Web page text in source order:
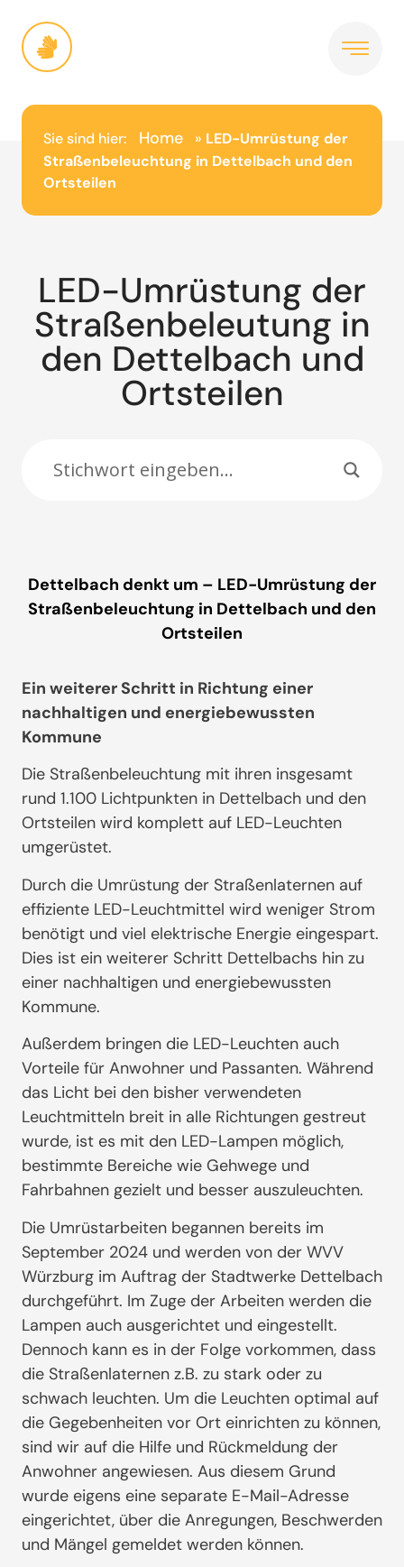
springen
Sie sind hier: Home » LED-Umrüstung der
Straßenbeleuchtung in Dettelbach und den
Ortsteilen
LED-Umrüstung der
Straßenbeleutung in
den Dettelbach und
Ortsteilen
Dettelbach denkt um – LED-Umrüstung der
Straßenbeleuchtung in Dettelbach und den
Ortsteilen
Ein weiterer Schritt in Richtung einer
nachhaltigen und energiebewussten
Kommune
Die Straßenbeleuchtung mit ihren insgesamt
rund 1.100 Lichtpunkten in Dettelbach und den
Ortsteilen wird komplett auf LED-Leuchten
umgerüstet.
Durch die Umrüstung der Straßenlaternen auf
effiziente LED-Leuchtmittel wird weniger Strom
benötigt und viel elektrische Energie eingespart.
Dies ist ein weiterer Schritt Dettelbachs hin zu
einer nachhaltigen und energiebewussten
Kommune.
Außerdem bringen die LED-Leuchten auch
Vorteile für Anwohner und Passanten. Während
das Licht bei den bisher verwendeten
Leuchtmitteln breit in alle Richtungen gestreut
wurde, ist es mit den LED-Lampen möglich,
bestimmte Bereiche wie Gehwege und
Fahrbahnen gezielt und besser auszuleuchten.
Die Umrüstarbeiten begannen bereits im
September 2024 und werden von der WVV
Würzburg im Auftrag der Stadtwerke Dettelbach
durchgeführt. Im Zuge der Arbeiten werden die
Lampen auch ausgerichtet und eingestellt.
Dennoch kann es in der Folge vorkommen, dass
die Straßenlaternen z.B. zu stark oder zu
schwach leuchten. Um die Leuchten optimal auf
die Gegebenheiten vor Ort einrichten zu können,
sind wir auf die Hilfe und Rückmeldung der
Anwohner angewiesen. Aus diesem Grund
wurde eigens eine separate E-Mail-Adresse
eingerichtet, über die Anregungen, Beschwerden
und Mängel gemeldet werden können.